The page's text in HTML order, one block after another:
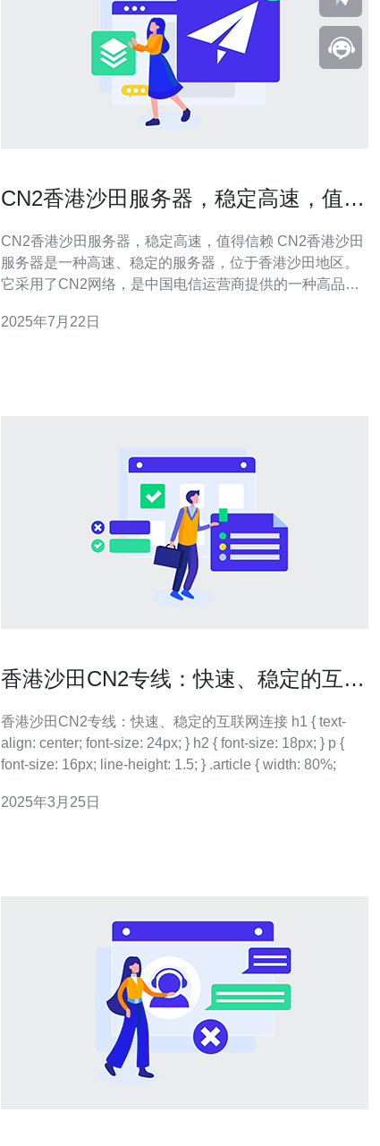
CN2香港沙田服务器，稳定高速，值得
CN2香港沙田服务器，稳定高速，值得信赖 CN2香港沙田
服务器是一种高速、稳定的服务器，位于香港沙田地区。
它采用了CN2网络，是中国电信运营商提供的一种高品质
网络具有高速、低延迟的特点，能够提供更流畅的网络体
2025年7月22日
香港沙田CN2专线：快速、稳定的互联
香港沙田CN2专线：快速、稳定的互联网连接 h1 { text-
align: center; font-size: 24px; } h2 { font-size: 18px; } p {
font-size: 16px; line-height: 1.5; } .article { width: 80%;
2025年3月25日